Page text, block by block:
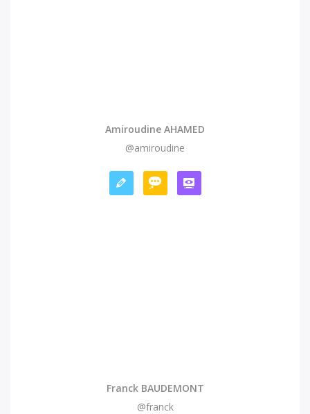
Amiroudine AHAMED
@amiroudine
Franck BAUDEMONT
@franck